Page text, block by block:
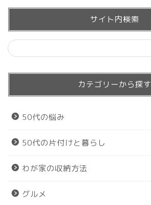
サイト内検索
カテゴリーから探す
50代の悩み
50代の片付けと暮らし
わが家の収納方法
グルメ